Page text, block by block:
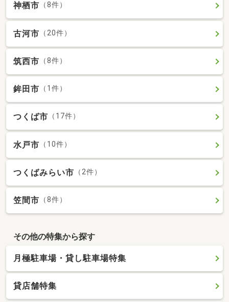
神栖市 （8件）
古河市 （20件）
筑西市 （8件）
鉾田市 （1件）
つくば市 （17件）
水戸市 （10件）
つくばみらい市 （2件）
笠間市 （8件）
その他の特集から探す
月極駐車場・貸し駐車場特集
貸店舗特集